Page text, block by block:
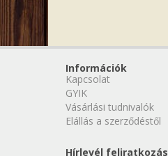
Információk
Kapcsolat
GYIK
Vásárlási tudnivalók
Elállás a szerződéstől
Hírlevél feliratkozás